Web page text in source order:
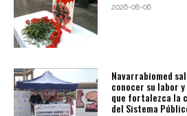
2026-08-06
Navarrabiomed
conocer su labor
que fortalezca la
del Sistema